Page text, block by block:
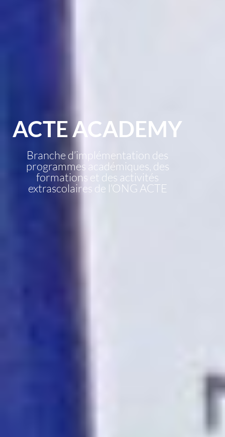
ACTE ACADEMY
Branche d’implémentation des
programmes académiques, des
formations et des activités
extrascolaires de l’ONG ACTE